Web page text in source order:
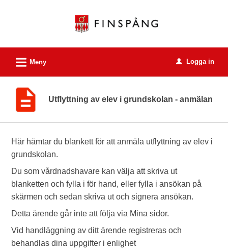
tjänster
Finspångs
kommun
L Meny u Logga in
Utflyttning av elev i grundskolan - anmälan
Här hämtar du blankett för att anmäla utflyttning av elev i
grundskolan.
Du som vårdnadshavare kan välja att skriva ut
blanketten och fylla i för hand, eller fylla i ansökan på
skärmen och sedan skriva ut och signera ansökan.
Detta ärende går inte att följa via Mina sidor.
Vid handläggning av ditt ärende registreras och
behandlas dina uppgifter i enlighet